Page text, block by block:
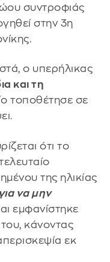
συντροφιάς
στην 3η
ο υπερήλικας
και τη
τοποθέτησε σε
ότι το
της ηλικίας
να μην
εμφανίστηκε
κάνοντας
εκ